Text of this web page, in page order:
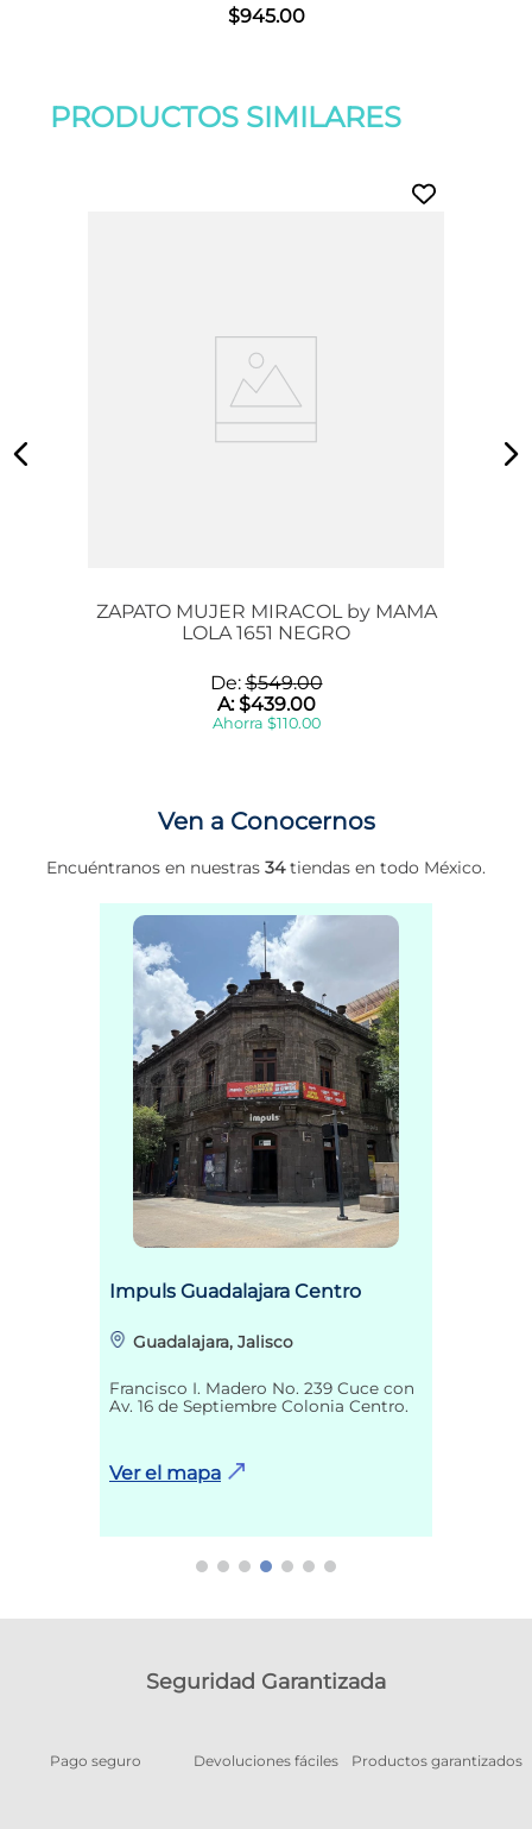
$945.00
PRODUCTOS SIMILARES
ZAPATO MUJER MIRACOL by MAMA
LOLA 1651 NEGRO
De:$549.00
A:$439.00
Ahorra $110.00
Ven a Conocernos
Encuéntranos en nuestras 34tiendas en todo México.
Impuls Guadalajara Centro
Guadalajara, Jalisco
Francisco I. Madero No. 239 Cuce con
Av. 16 de Septiembre Colonia Centro.
Ver el mapa
Seguridad Garantizada
Pago seguro Devoluciones fáciles Productos garantizados